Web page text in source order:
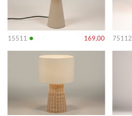
15511 • 169,00 75112
Info Info